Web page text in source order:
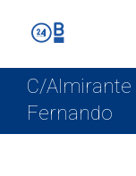
C/Almirante
Fernando